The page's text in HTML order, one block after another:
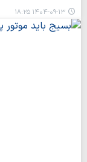
۱۴۰۴-۰۹-۱۳ ۱۸:۲۵